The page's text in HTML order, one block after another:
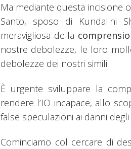
Ma mediante questa incisione
Santo, sposo di Kundalini
meravigliosa della
nostre debolezze, le loro
debolezze dei nostri simili
È urgente sviluppare la
rendere l’IO incapace, allo
false speculazioni ai danni degli
Cominciamo col cercare di